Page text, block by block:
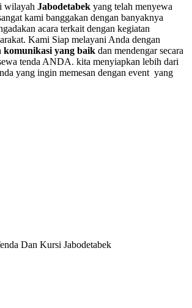
wilayah Jabodetabek yang telah menyewa
kami banggakan dengan banyaknya
acara terkait dengan kegiatan
Kami Siap melayani Anda dengan
komunikasi yang baik dan mendengar secara
tenda ANDA. kita menyiapkan lebih dari
yang ingin memesan dengan event yang
Dan Kursi Jabodetabek